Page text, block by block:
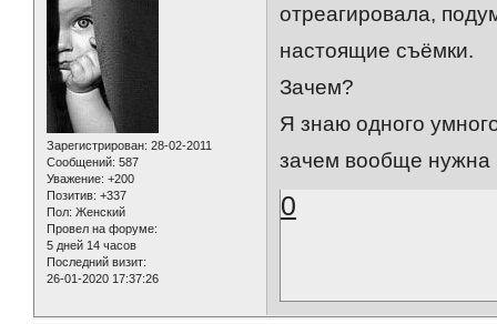
Зарегистрирован: 28-02-2011
Сообщений: 587
Уважение: +200
Позитив: +337
Пол: Женский
Провел на форуме:
5 дней 14 часов
Последний визит:
26-01-2020 17:37:26
отреагировала,
настоящие съёмки.
Зачем?
Я знаю одного
зачем вообще нужна
0